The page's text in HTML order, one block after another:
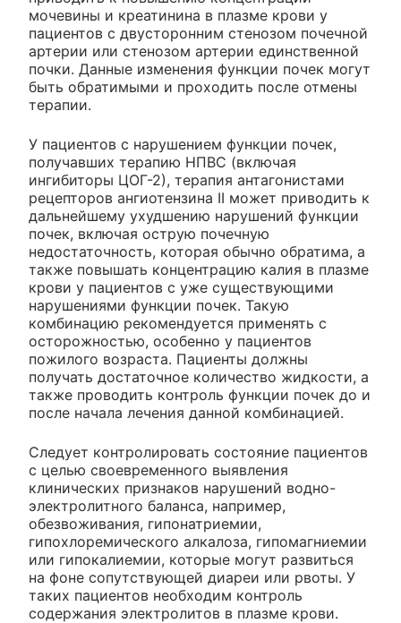
мочевины и креатинина в плазме крови у
пациентов с двусторонним стенозом почечной
артерии или стенозом артерии единственной
почки. Данные изменения функции почек могут
быть обратимыми и проходить после отмены
терапии.
У пациентов с нарушением функции почек,
получавших терапию НПВС (включая
ингибиторы ЦОГ-2), терапия антагонистами
рецепторов ангиотензина II может приводить к
дальнейшему ухудшению нарушений функции
почек, включая острую почечную
недостаточность, которая обычно обратима, а
также повышать концентрацию калия в плазме
крови у пациентов с уже существующими
нарушениями функции почек. Такую
комбинацию рекомендуется применять с
осторожностью, особенно у пациентов
пожилого возраста. Пациенты должны
получать достаточное количество жидкости, а
также проводить контроль функции почек до и
после начала лечения данной комбинацией.
Следует контролировать состояние пациентов
с целью своевременного выявления
клинических признаков нарушений водно-
электролитного баланса, например,
обезвоживания, гипонатриемии,
гипохлоремического алкалоза, гипомагниемии
или гипокалиемии, которые могут развиться
на фоне сопутствующей диареи или рвоты. У
таких пациентов необходим контроль
содержания электролитов в плазме крови.